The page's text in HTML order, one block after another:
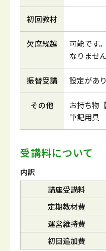
初回教材
欠席繰越
可能です
なりませ
振替受講 設定があ
その他
お持ち物
筆記用具
受講料について
内訳
講座受講料
定期教材費
運営維持費
初回追加費